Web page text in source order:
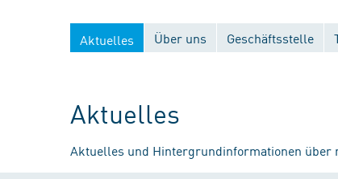
Aktuelles Über uns Geschäftsstelle
Aktuelles
Aktuelles und Hintergrundinformationen über